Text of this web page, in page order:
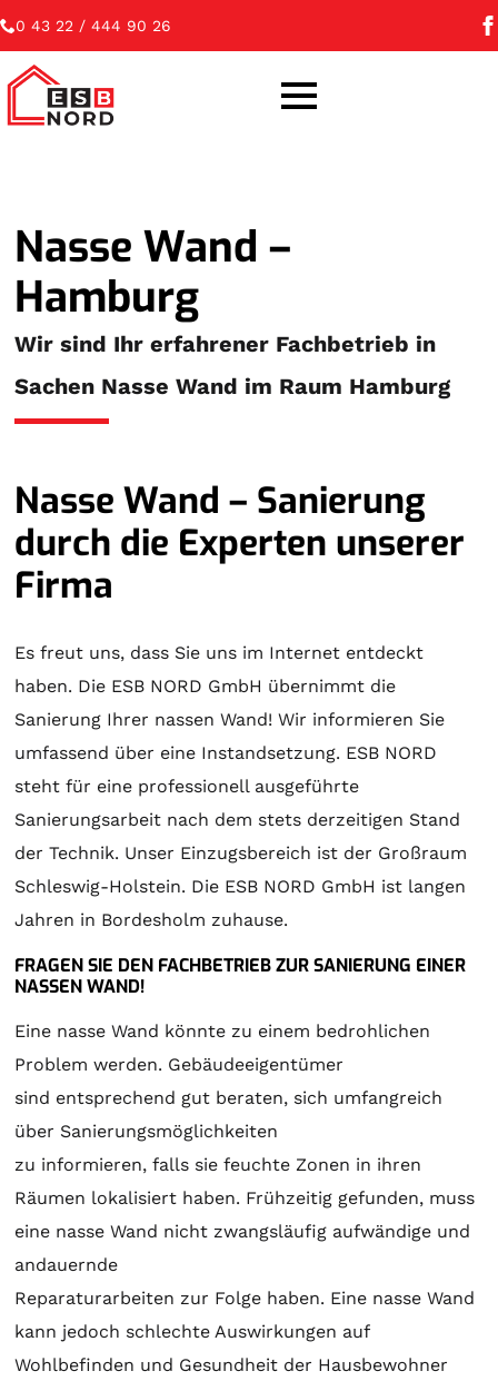
0 43 22 / 444 90 26
Nasse Wand –
Hamburg
Wir sind Ihr erfahrener Fachbetrieb in
Sachen Nasse Wand im Raum Hamburg
Nasse Wand – Sanierung
durch die Experten unserer
Firma
Es freut uns, dass Sie uns im Internet entdeckt
haben. Die ESB NORD GmbH übernimmt die
Sanierung Ihrer nassen Wand! Wir informieren Sie
umfassend über eine Instandsetzung. ESB NORD
steht für eine professionell ausgeführte
Sanierungsarbeit nach dem stets derzeitigen Stand
der Technik. Unser Einzugsbereich ist der Großraum
Schleswig-Holstein. Die ESB NORD GmbH ist langen
Jahren in Bordesholm zuhause.
FRAGEN SIE DEN FACHBETRIEB ZUR SANIERUNG EINER
NASSEN WAND!
Eine nasse Wand könnte zu einem bedrohlichen
Problem werden. Gebäudeeigentümer
sind entsprechend gut beraten, sich umfangreich
über Sanierungsmöglichkeiten
zu informieren, falls sie feuchte Zonen in ihren
Räumen lokalisiert haben. Frühzeitig gefunden, muss
eine nasse Wand nicht zwangsläufig aufwändige und
andauernde
Reparaturarbeiten zur Folge haben. Eine nasse Wand
kann jedoch schlechte Auswirkungen auf
Wohlbefinden und Gesundheit der Hausbewohner